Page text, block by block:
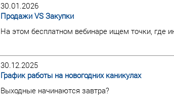
30.01.2026
Продажи VS Закупки
На этом бесплатном вебинаре ищем точки, где
30.12.2025
График работы на новогодних каникулах
Выходные начинаются завтра?